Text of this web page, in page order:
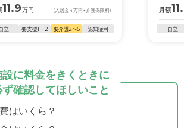
11.9万円 (入居金4万円 +介護保険料)
立 要支援1・2 要介護2〜5 認知症可
月額
自立
設に料金をきくときに
ず確認してほしいこと
はいくら？